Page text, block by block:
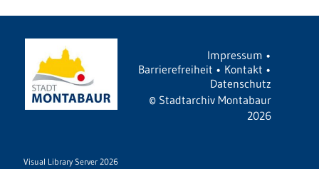
Impressum •
Barrierefreiheit • Kontakt •
Datenschutz
© Stadtarchiv Montabaur
2026
Visual Library Server 2026